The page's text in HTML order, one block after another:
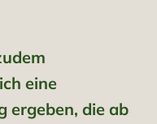
eine
ergeben, die ab